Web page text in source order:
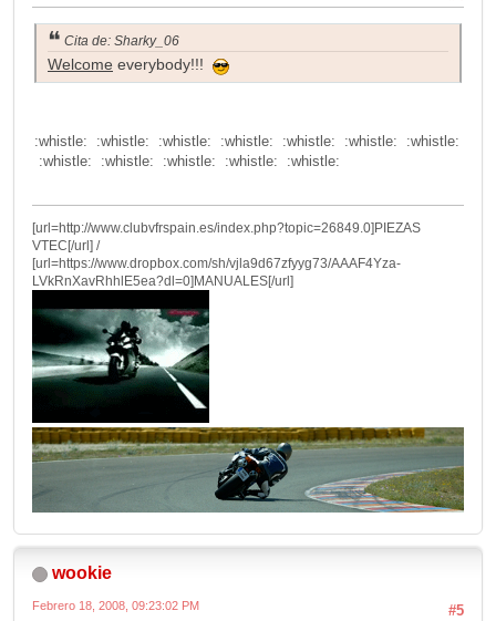
Cita de: Sharky_06
Welcome everybody!!!
:whistle: :whistle: :whistle: :whistle: :whistle: :whistle: :whistle:
:whistle: :whistle: :whistle: :whistle: :whistle:
[url=http://www.clubvfrspain.es/index.php?topic=26849.0]PIEZAS
VTEC[/url] /
[url=https://www.dropbox.com/sh/vjla9d67zfyyg73/AAAF4Yza-
LVkRnXavRhhlE5ea?dl=0]MANUALES[/url]
wookie
#5
Febrero 18, 2008, 09:23:02 PM